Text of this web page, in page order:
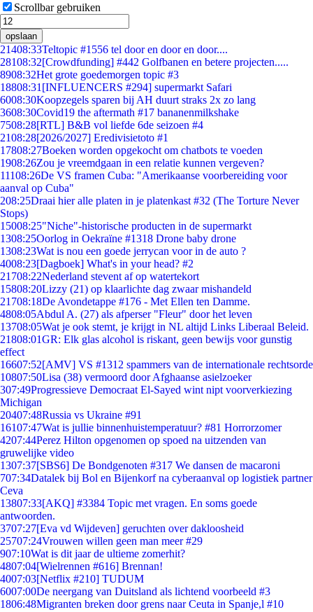
Scrollbar gebruiken
opslaan
21408:33Teltopic #1556 tel door en door en door....
28108:32[Crowdfunding] #442 Golfbanen en betere projecten.....
8908:32Het grote goedemorgen topic #3
18808:31 [INFLUENCERS #294] supermarkt Safari
6008:30Koopzegels sparen bij AH duurt straks 2x zo lang
3608:30Covid19 the aftermath #17 bananenmilkshake
7508:28[RTL] B&B vol liefde 6de seizoen #4
2108:28[2026/2027] Eredivisietoto #1
17808:27Boeken worden opgekocht om chatbots te voeden
1908:26Zou je vreemdgaan in een relatie kunnen vergeven?
11108:26De VS framen Cuba: "Amerikaanse voorbereiding voor
aanval op Cuba"
208:25Draai hier alle platen in je platenkast #32 (The Torture Never
Stops)
15008:25"Niche"-historische producten in de supermarkt
1308:25Oorlog in Oekraïne #1318 Drone baby drone
1308:23Wat is nou een goede jerrycan voor in de auto ?
4008:23[Dagboek] What's in your head? #2
21708:22Nederland stevent af op watertekort
15808:20Lizzy (21) op klaarlichte dag zwaar mishandeld
21708:18De Avondetappe #176 - Met Ellen ten Damme.
4808:05Abdul A. (27) als afperser "Fleur" door het leven
13708:05Wat je ook stemt, je krijgt in NL altijd Links Liberaal Beleid.
21808:01GR: Elk glas alcohol is riskant, geen bewijs voor gunstig
effect
16607:52[AMV] VS #1312 spammers van de internationale rechtsorde
10807:50Lisa (38) vermoord door Afghaanse asielzoeker
307:49Progressieve Democraat El-Sayed wint nipt voorverkiezing
Michigan
20407:48Russia vs Ukraine #91
16107:47Wat is jullie binnenhuistemperatuur? #81 Horrorzomer
4207:44Perez Hilton opgenomen op spoed na uitzenden van
gruwelijke video
1307:37[SBS6] De Bondgenoten #317 We dansen de macaroni
707:34Datalek bij Bol en Bijenkorf na cyberaanval op logistiek partner
Ceva
13807:33[AKQ] #3384 Topic met vragen. En soms goede
antwoorden.
3707:27[Eva vd Wijdeven] geruchten over dakloosheid
25707:24Vrouwen willen geen man meer #29
907:10Wat is dit jaar de ultieme zomerhit?
4807:04[Wielrennen #616] Brennan!
4007:03[Netflix #210] TUDUM
6007:00De neergang van Duitsland als lichtend voorbeeld #3
1806:48Migranten breken door grens naar Ceuta in Spanje,l #10